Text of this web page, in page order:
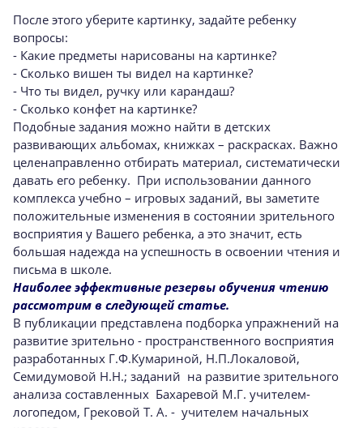
После этого уберите картинку, задайте ребенку
вопросы:
- Какие предметы нарисованы на картинке?
- Сколько вишен ты видел на картинке?
- Что ты видел, ручку или карандаш?
- Сколько конфет на картинке?
Подобные задания можно найти в детских
развивающих альбомах, книжках – раскрасках. Важно
целенаправленно отбирать материал, систематически
давать его ребенку. При использовании данного
комплекса учебно – игровых заданий, вы заметите
положительные изменения в состоянии зрительного
восприятия у Вашего ребенка, а это значит, есть
большая надежда на успешность в освоении чтения и
письма в школе.
Наиболее эффективные резервы обучения чтению
рассмотрим в следующей статье.
В публикации представлена подборка упражнений на
развитие зрительно - пространственного восприятия
разработанных Г.Ф.Кумариной, Н.П.Локаловой,
Семидумовой Н.Н.; заданий на развитие зрительного
анализа составленных Бахаревой М.Г. учителем-
логопедом, Грековой Т. А. - учителем начальных